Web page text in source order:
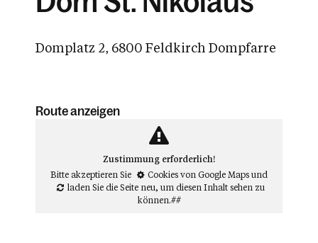
Domplatz 2, 6800 Feldkirch Dompfarre
Route anzeigen
Zustimmung erforderlich!
Bitte akzeptieren Sie
Cookies von Google Mapsund
laden Sie die Seite neu, um diesen Inhalt sehen zu
können.##